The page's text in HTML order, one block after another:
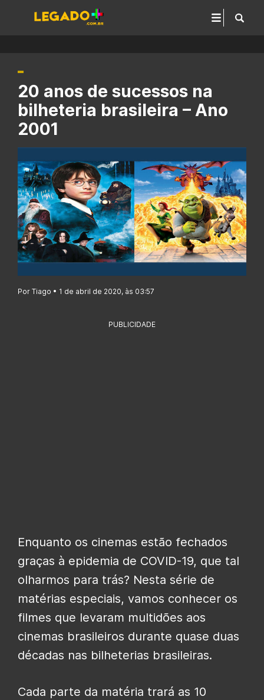
20 anos de sucessos na
bilheteria brasileira – Ano
2001
Por Tiago • 1 de abril de 2020, às 03:57
PUBLICIDADE
Enquanto os cinemas estão fechados
graças à epidemia de COVID-19, que tal
olharmos para trás? Nesta série de
matérias especiais, vamos conhecer os
filmes que levaram multidões aos
cinemas brasileiros durante quase duas
décadas nas bilheterias brasileiras.
Cada parte da matéria trará as 10